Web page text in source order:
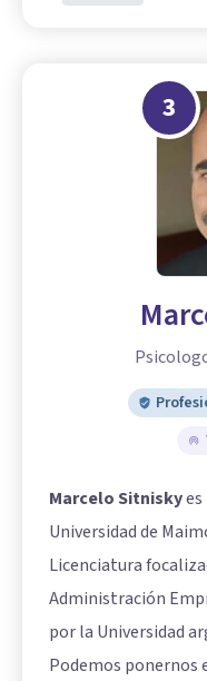
3
Marcelo Sitnisky
Universidad de
Licenciatura
Administración
por la Universidad
Podemos ponernos